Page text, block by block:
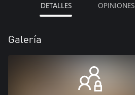
DETALLES OPINIONES
Galería